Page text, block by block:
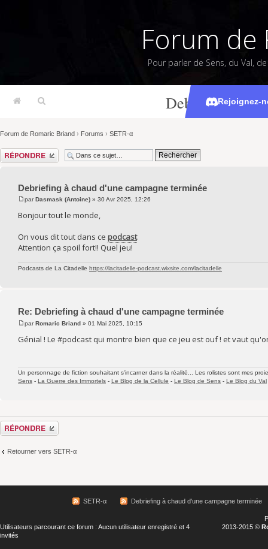
Forum de
Pour parler de Sens, du Val,
Rejoignez-
Debriefing à
Forum de Romaric Briand › Forums › SETR-α
Répondre
Debriefing à chaud d'une campagne terminée
parDasmask (Antoine) » 30 Avr 2025, 12:26
Bonjour tout le monde,
On vous dit tout dans ce podcast
Attention ça spoil fort!! Quel jeu!
Podcasts de La Citadelle https://lacitadelle-podcast.wixsite.com/lacitadelle
Re: Debriefing à chaud d'une campagne terminée
parRomaric Briand » 01 Mai 2025, 10:15
Génial ! Le #podcast qui montre bien que ce jeu est ouf ! et vaut
Un personnage de fiction souhaitant s'incarner dans la réalité... Les rolistes sont mes
Sens - La Guerre des Immortels - Le Blog de la Cellule - Le Blog de Sens - Le Blog du Val
Répondre
Retourner vers SETR-α
SETR-α Debriefing à chaud d'une campagne terminée
Utilisateurs parcourant ce forum : Aucun utilisateur enregistré et 4
invités
2013-2015 ©